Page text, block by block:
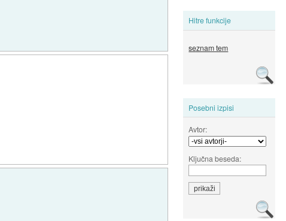
Hitre funkcije
seznam tem
Posebni izpisi
Avtor:
Ključna beseda: